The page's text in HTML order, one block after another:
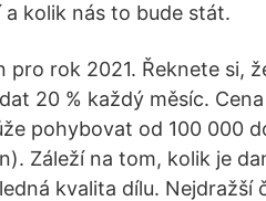
kolik nás to bude stát.
pro rok 2021. Řeknete si,
20 % každý měsíc.
pohybovat od 100 000
Záleží na tom, kolik je
kvalita dílu.